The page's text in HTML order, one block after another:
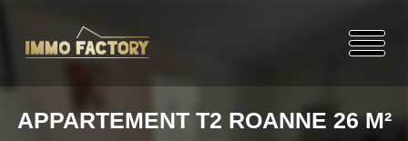
APPARTEMENT T2 ROANNE 26 M²